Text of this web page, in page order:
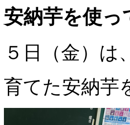
安納芋を使っ
５日（金）は、
育てた安納芋